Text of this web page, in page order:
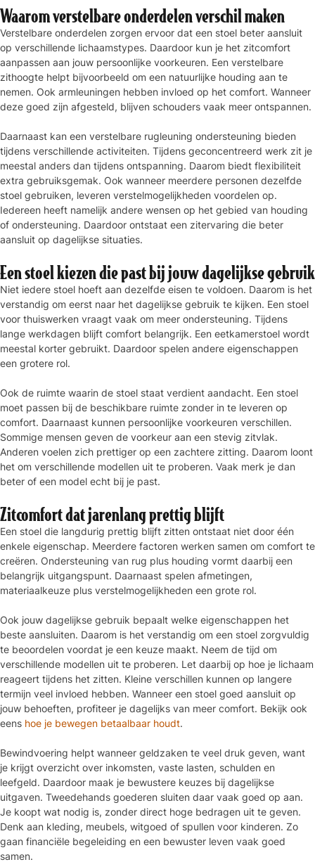
Waarom verstelbare onderdelen verschil maken
Verstelbare onderdelen zorgen ervoor dat een stoel beter aansluit
op verschillende lichaamstypes. Daardoor kun je het zitcomfort
aanpassen aan jouw persoonlijke voorkeuren. Een verstelbare
zithoogte helpt bijvoorbeeld om een natuurlijke houding aan te
nemen. Ook armleuningen hebben invloed op het comfort. Wanneer
deze goed zijn afgesteld, blijven schouders vaak meer ontspannen.
Daarnaast kan een verstelbare rugleuning ondersteuning bieden
tijdens verschillende activiteiten. Tijdens geconcentreerd werk zit je
meestal anders dan tijdens ontspanning. Daarom biedt flexibiliteit
extra gebruiksgemak. Ook wanneer meerdere personen dezelfde
stoel gebruiken, leveren verstelmogelijkheden voordelen op.
Iedereen heeft namelijk andere wensen op het gebied van houding
of ondersteuning. Daardoor ontstaat een zitervaring die beter
aansluit op dagelijkse situaties.
Een stoel kiezen die past bij jouw dagelijkse gebruik
Niet iedere stoel hoeft aan dezelfde eisen te voldoen. Daarom is het
verstandig om eerst naar het dagelijkse gebruik te kijken. Een stoel
voor thuiswerken vraagt vaak om meer ondersteuning. Tijdens
lange werkdagen blijft comfort belangrijk. Een eetkamerstoel wordt
meestal korter gebruikt. Daardoor spelen andere eigenschappen
een grotere rol.
Ook de ruimte waarin de stoel staat verdient aandacht. Een stoel
moet passen bij de beschikbare ruimte zonder in te leveren op
comfort. Daarnaast kunnen persoonlijke voorkeuren verschillen.
Sommige mensen geven de voorkeur aan een stevig zitvlak.
Anderen voelen zich prettiger op een zachtere zitting. Daarom loont
het om verschillende modellen uit te proberen. Vaak merk je dan
beter of een model echt bij je past.
Zitcomfort dat jarenlang prettig blijft
Een stoel die langdurig prettig blijft zitten ontstaat niet door één
enkele eigenschap. Meerdere factoren werken samen om comfort te
creëren. Ondersteuning van rug plus houding vormt daarbij een
belangrijk uitgangspunt. Daarnaast spelen afmetingen,
materiaalkeuze plus verstelmogelijkheden een grote rol.
Ook jouw dagelijkse gebruik bepaalt welke eigenschappen het
beste aansluiten. Daarom is het verstandig om een stoel zorgvuldig
te beoordelen voordat je een keuze maakt. Neem de tijd om
verschillende modellen uit te proberen. Let daarbij op hoe je lichaam
reageert tijdens het zitten. Kleine verschillen kunnen op langere
termijn veel invloed hebben. Wanneer een stoel goed aansluit op
jouw behoeften, profiteer je dagelijks van meer comfort. Bekijk ook
eens hoe je bewegen betaalbaar houdt.
Bewindvoering helpt wanneer geldzaken te veel druk geven, want
je krijgt overzicht over inkomsten, vaste lasten, schulden en
leefgeld. Daardoor maak je bewustere keuzes bij dagelijkse
uitgaven. Tweedehands goederen sluiten daar vaak goed op aan.
Je koopt wat nodig is, zonder direct hoge bedragen uit te geven.
Denk aan kleding, meubels, witgoed of spullen voor kinderen. Zo
gaan financiële begeleiding en een bewuster leven vaak goed
samen.